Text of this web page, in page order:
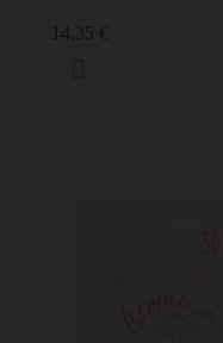
14,35 €